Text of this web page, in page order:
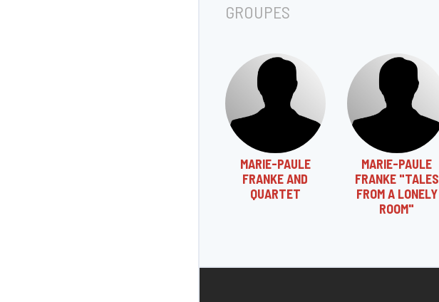
GROUPES
MARIE-PAULE
FRANKE AND
QUARTET
MARIE-PAULE
FRANKE "TALES
FROM A LONELY
ROOM"